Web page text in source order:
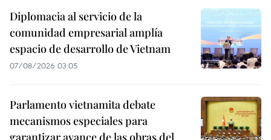
Diplomacia al servicio de la
comunidad empresarial amplía
espacio de desarrollo de Vietnam
07/08/2026 03:05
Parlamento vietnamita debate
mecanismos especiales para